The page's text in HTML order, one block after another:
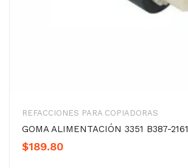
REFACCIONES PARA COPIADORAS
GOMA ALIMENTACIÓN 3351 B387-2161
$189.80